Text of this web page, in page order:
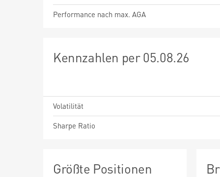
Performance nach max. AGA
Kennzahlen per 05.08.26
Volatilität
Sharpe Ratio
Größte Positionen